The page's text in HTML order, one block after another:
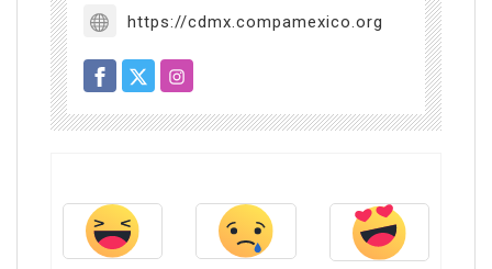
https://cdmx.compamexico.org